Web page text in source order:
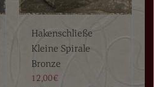
Hakenschließe
Kleine Spirale
Bronze
12,00€